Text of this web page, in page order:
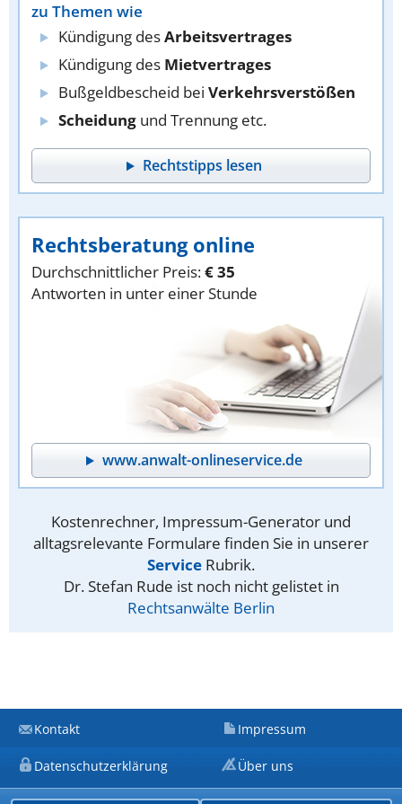
zu Themen wie
Kündigung desArbeitsvertrages
Kündigung des Mietvertrages
Bußgeldbescheid bei Verkehrsverstößen
Scheidung und Trennung etc.
Rechtstipps lesen
Rechtsberatung online
Durchschnittlicher Preis:€ 35
Antworten in unter einer Stunde
www.anwalt-onlineservice.de
Kostenrechner, Impressum-Generator und
alltagsrelevante Formulare finden Sie in unserer
Service Rubrik.
Dr. Stefan Rude ist noch nicht gelistet in
Rechtsanwälte Berlin
Kontakt Impressum
Datenschutzerklärung Über uns